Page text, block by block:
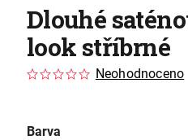
Dlouhé
look stříbrné
Neohodnoceno
Barva